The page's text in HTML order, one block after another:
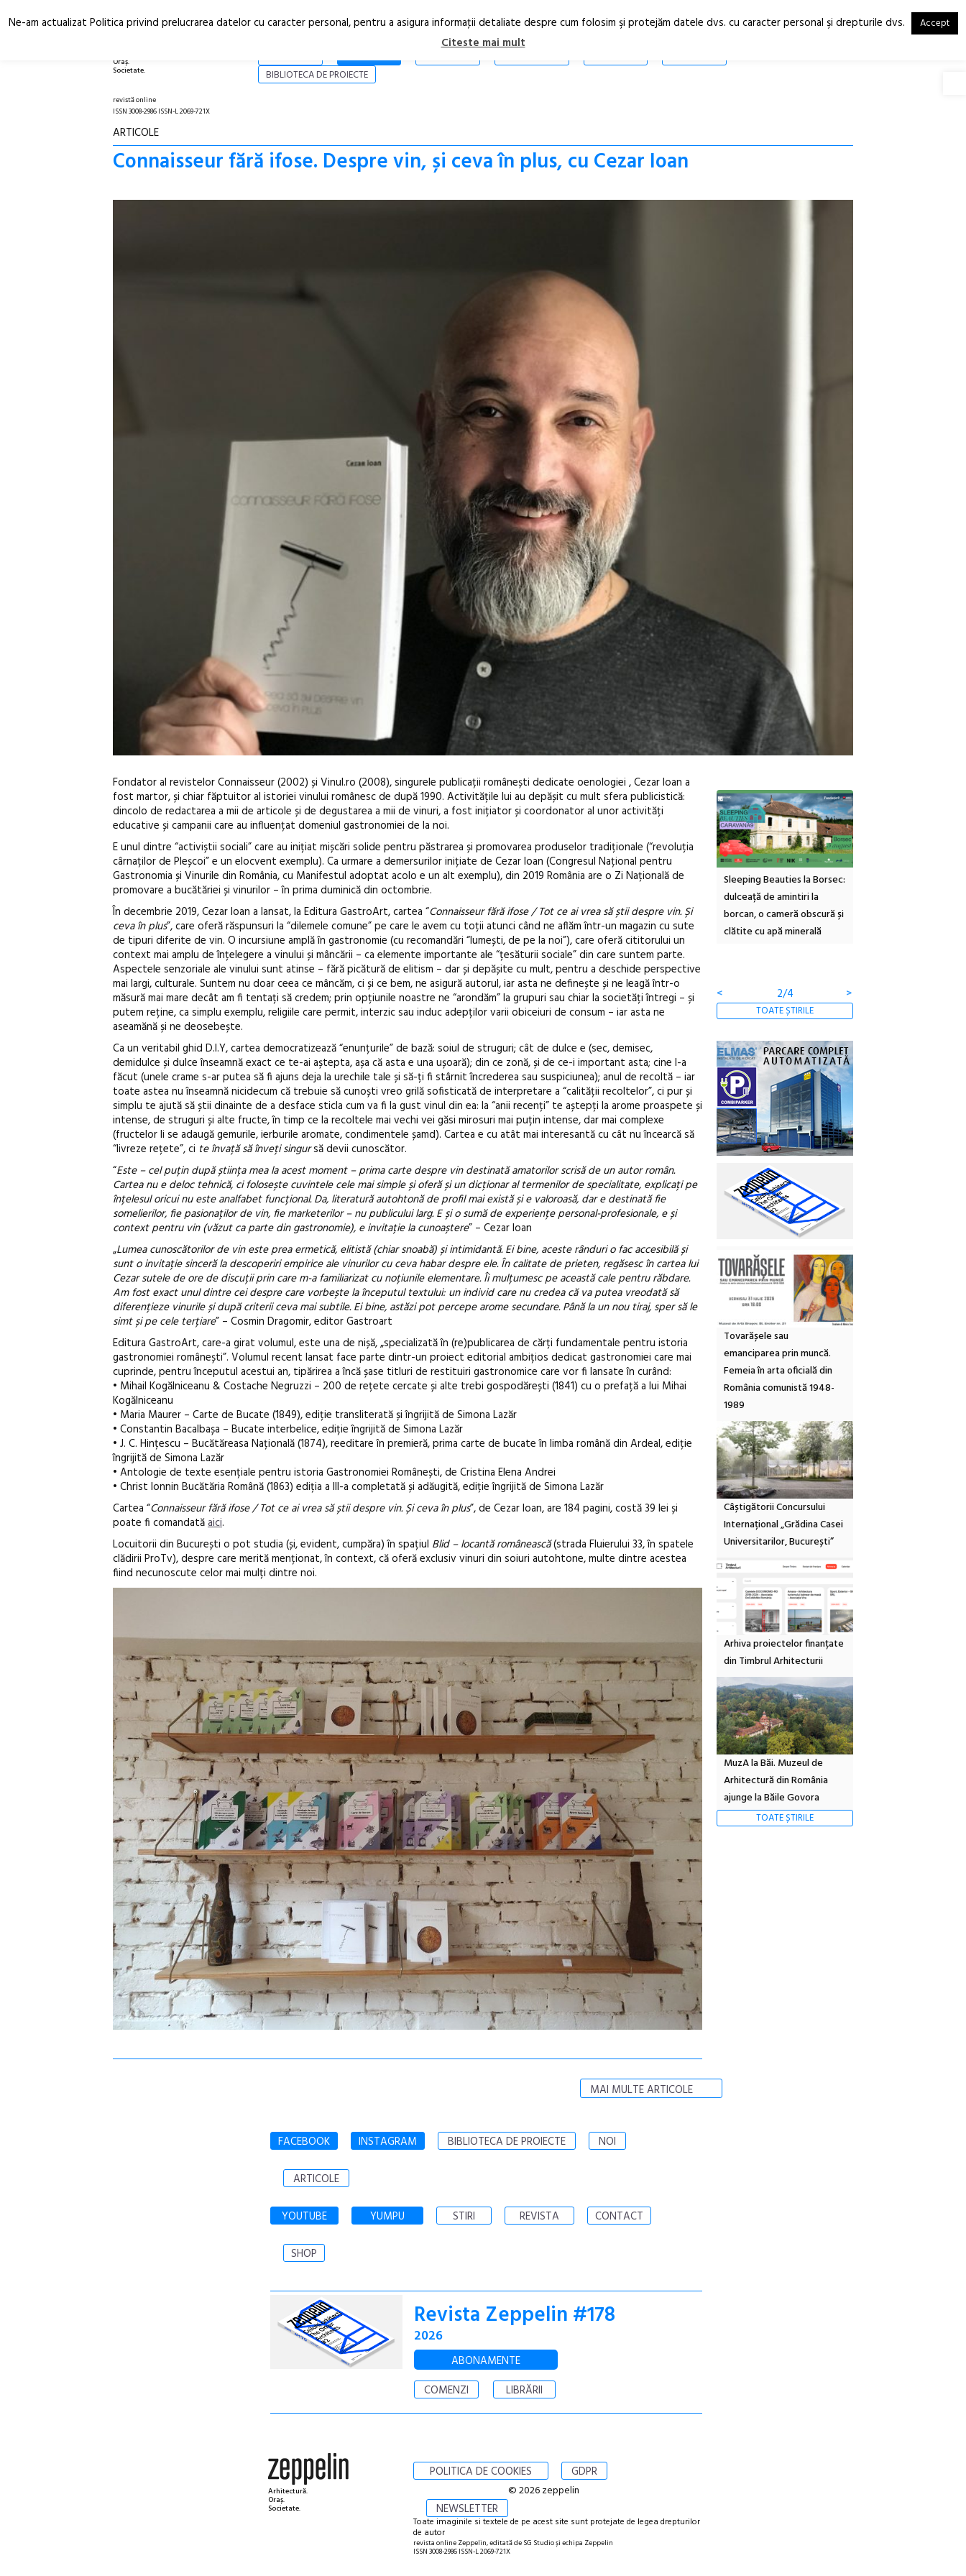
Oraș.
Societate.
RO
EN
ARTICOLE
BIBLIOTECA DE PROIECTE
revistă online
ISSN 3008-2986 ISSN-L 2069-721X
ARTICOLE
Connaisseur fără ifose. Despre vin, și ceva în plus, cu Cezar Ioan
Fondator al revistelor Connaisseur (2002) și Vinul.ro (2008), singurele publicații românești dedicate oenologiei , Cezar Ioan a
fost martor, și chiar făptuitor al istoriei vinului românesc de după 1990. Activitățile lui au depășit cu mult sfera publicistică:
dincolo de redactarea a mii de articole și de degustarea a mii de vinuri, a fost inițiator și coordonator al unor activități
educative și campanii care au influențat domeniul gastronomiei de la noi.
E unul dintre “activiștii sociali” care au inițiat mișcări solide pentru păstrarea și promovarea produselor tradiționale (“revoluția
cârnaților de Pleșcoi” e un elocvent exemplu). Ca urmare a demersurilor inițiate de Cezar Ioan (Congresul Național pentru
Gastronomia și Vinurile din România, cu Manifestul adoptat acolo e un alt exemplu), din 2019 România are o Zi Națională de
promovare a bucătăriei și vinurilor – în prima duminică din octombrie.
În decembrie 2019, Cezar Ioan a lansat, la Editura GastroArt, cartea “Connaisseur fără ifose / Tot ce ai vrea să știi despre vin. Și
ceva în plus”, care oferă răspunsuri la “dilemele comune” pe care le avem cu toții atunci când ne aflăm într-un magazin cu sute
de tipuri diferite de vin. O incursiune amplă în gastronomie (cu recomandări “lumești, de pe la noi”), care oferă cititorului un
context mai amplu de înțelegere a vinului și mâncării – ca elemente importante ale “țesăturii sociale” din care suntem parte.
Aspectele senzoriale ale vinului sunt atinse – fără picătură de elitism – dar și depășite cu mult, pentru a deschide perspective
mai largi, culturale. Suntem nu doar ceea ce mâncăm, ci și ce bem, ne asigură autorul, iar asta ne definește și ne leagă într-o
măsură mai mare decât am fi tentați să credem; prin opțiunile noastre ne “arondăm” la grupuri sau chiar la societăți întregi – și
putem reține, ca simplu exemplu, religiile care permit, interzic sau induc adepților varii obiceiuri de consum – iar asta ne
aseamănă și ne deosebește.
Ca un veritabil ghid D.I.Y, cartea democratizează “enunțurile” de bază: soiul de struguri; cât de dulce e (sec, demisec,
demidulce și dulce înseamnă exact ce te-ai aștepta, așa că asta e una ușoară); din ce zonă, și de ce-i important asta; cine l-a
făcut (unele crame s-ar putea să fi ajuns deja la urechile tale și să-ți fi stârnit încrederea sau suspiciunea); anul de recoltă – iar
toate astea nu înseamnă nicidecum că trebuie să cunoști vreo grilă sofisticată de interpretare a “calității recoltelor”, ci pur și
simplu te ajută să știi dinainte de a desface sticla cum va fi la gust vinul din ea: la “anii recenți” te aștepți la arome proaspete și
intense, de struguri și alte fructe, în timp ce la recoltele mai vechi vei găsi mirosuri mai puțin intense, dar mai complexe
(fructelor li se adaugă gemurile, ierburile aromate, condimentele șamd). Cartea e cu atât mai interesantă cu cât nu încearcă să
“livreze rețete”, ci te învață să înveți singursă devii cunoscător.
“Este – cel puțin după știința mea la acest moment – prima carte despre vin destinată amatorilor scrisă de un autor român.
Cartea nu e deloc tehnică, ci folosește cuvintele cele mai simple și oferă și un dicționar al termenilor de specialitate, explicați pe
înțelesul oricui nu este analfabet funcțional. Da, literatură autohtonă de profil mai există și e valoroasă, dar e destinată fie
somelierilor, fie pasionaților de vin, fie marketerilor – nu publicului larg. E și o sumă de experiențe personal-profesionale, e și
context pentru vin (văzut ca parte din gastronomie), e invitație la cunoaștere” – Cezar Ioan
„Lumea cunoscătorilor de vin este prea ermetică, elitistă (chiar snoabă) și intimidantă. Ei bine, aceste rânduri o fac accesibilă și
sunt o invitație sinceră la descoperiri empirice ale vinurilor cu ceva habar despre ele. În calitate de prieten, regăsesc în cartea lui
Cezar sutele de ore de discuții prin care m-a familiarizat cu noțiunile elementare. Îi mulțumesc pe această cale pentru răbdare.
Am fost exact unul dintre cei despre care vorbește la începutul textului: un individ care nu credea că va putea vreodată să
diferențieze vinurile și după criterii ceva mai subtile. Ei bine, astăzi pot percepe arome secundare. Până la un nou tiraj, sper să le
simt și pe cele terțiare” – Cosmin Dragomir, editor Gastroart
Editura GastroArt, care-a girat volumul, este una de nișă, „specializată în (re)publicarea de cărți fundamentale pentru istoria
gastronomiei românești”. Volumul recent lansat face parte dintr-un proiect editorial ambițios dedicat gastronomiei care mai
cuprinde, pentru începutul acestui an, tipărirea a încă șase titluri de restituiri gastronomice care vor fi lansate în curând:
• Mihail Kogălniceanu & Costache Negruzzi – 200 de rețete cercate și alte trebi gospodărești (1841) cu o prefață a lui Mihai
Kogălniceanu
• Maria Maurer – Carte de Bucate (1849), ediție transliterată și îngrijită de Simona Lazăr
• Constantin Bacalbașa – Bucate interbelice, ediție îngrijită de Simona Lazăr
• J. C. Hințescu – Bucătăreasa Națională (1874), reeditare în premieră, prima carte de bucate în limba română din Ardeal, ediție
îngrijită de Simona Lazăr
• Antologie de texte esențiale pentru istoria Gastronomiei Românești, de Cristina Elena Andrei
• Christ Ionnin Bucătăria Română (1863) ediția a III-a completată și adăugită, ediție îngrijită de Simona Lazăr
Cartea “Connaisseur fără ifose / Tot ce ai vrea să știi despre vin. Și ceva în plus”, de Cezar Ioan, are 184 pagini, costă 39 lei și
poate fi comandatăaici.
Locuitorii din București o pot studia (și, evident, cumpăra) în spațiul Blid – locantă românească(strada Fluierului 33, în spatele
clădirii ProTv), despre care merită menționat, în context, că oferă exclusiv vinuri din soiuri autohtone, multe dintre acestea
fiind necunoscute celor mai mulți dintre noi.
MAI MULTE ARTICOLE
Festivalul Cinemascop
ediție
Sleeping Beauties la Borsec:
dulceață de amintiri la
borcan, o cameră obscură și
clătite cu apă minerală
< 3/4 >
TOATE ȘTIRILE
Tovarășele sau
emanciparea prin muncă.
Femeia în arta oficială din
România comunistă 1948-
1989
Câștigătorii Concursului
Internațional „Grădina Casei
Universitarilor, București”
Arhiva proiectelor finanțate
din Timbrul Arhitecturii
MuzA la Băi. Muzeul de
Arhitectură din România
ajunge la Băile Govora
TOATE ȘTIRILE
FACEBOOK INSTAGRAM BIBLIOTECA DE PROIECTE NOI
ARTICOLE
YOUTUBE YUMPU STIRI REVISTA CONTACT
SHOP
Revista Zeppelin #178
2026
ABONAMENTE
COMENZI
LIBRĂRII
Arhitectură.
Oraș.
Societate.
POLITICA DE COOKIES GDPR
NEWSLETTER
© 2026 zeppelin
Toate imaginile si textele de pe acest site sunt protejate de legea drepturilor
de autor
revista online Zeppelin, editată de SG Studio și echipa Zeppelin
ISSN 3008-2986 ISSN-L 2069-721X
Ne-am actualizat Politica privind prelucrarea datelor cu caracter personal, pentru a asigura informaţii detaliate despre cum folosim şi protejăm datele dvs. cu caracter personal şi drepturile dvs. Accept
Citeste mai mult